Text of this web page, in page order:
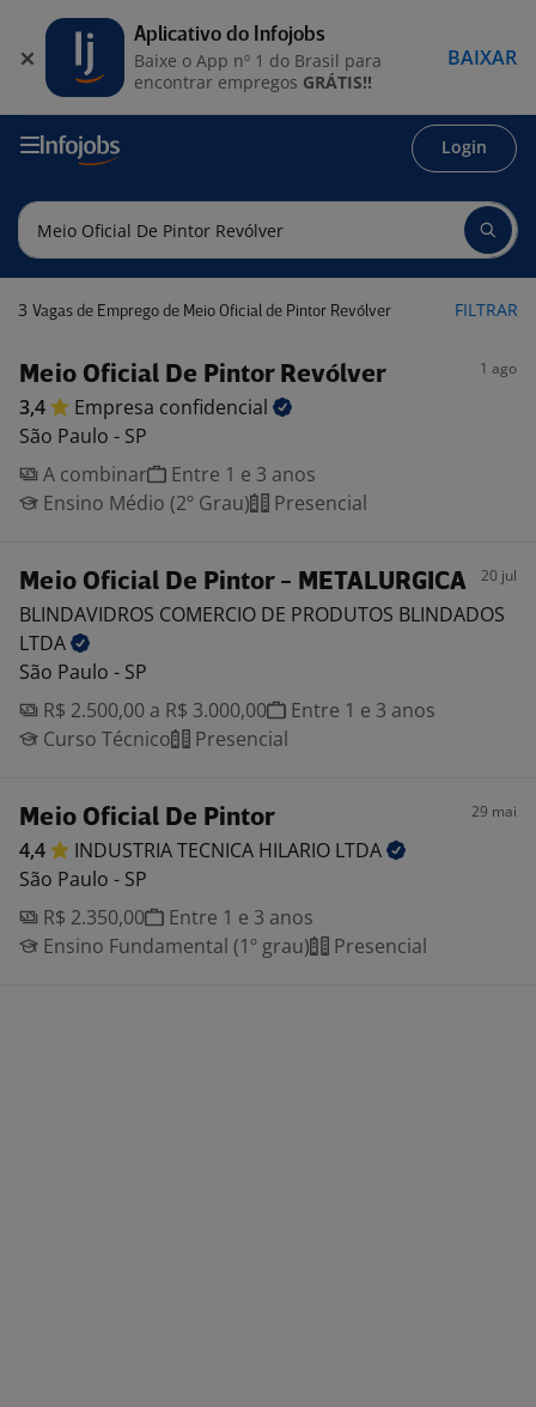
Login
3 Vagas de Emprego de Meio Oficial de Pintor Revólver FILTRAR
Meio Oficial De Pintor Revólver 1 ago
3,4 Empresa confidencial
São Paulo - SP
A combinar
Entre 1 e 3 anos
Ensino Médio (2º Grau)
Presencial
Meio Oficial De Pintor - METALURGICA 20 jul
BLINDAVIDROS COMERCIO DE PRODUTOS BLINDADOS
LTDA
São Paulo - SP
R$ 2.500,00 a R$ 3.000,00
Entre 1 e 3 anos
Curso Técnico
Presencial
Meio Oficial De Pintor 29 mai
4,4 INDUSTRIA TECNICA HILARIO LTDA
São Paulo - SP
R$ 2.350,00
Entre 1 e 3 anos
Ensino Fundamental (1º grau)
Presencial
Aplicativo do Infojobs
Baixe o App nº 1 do Brasil para
encontrar empregos GRÁTIS!!
BAIXAR